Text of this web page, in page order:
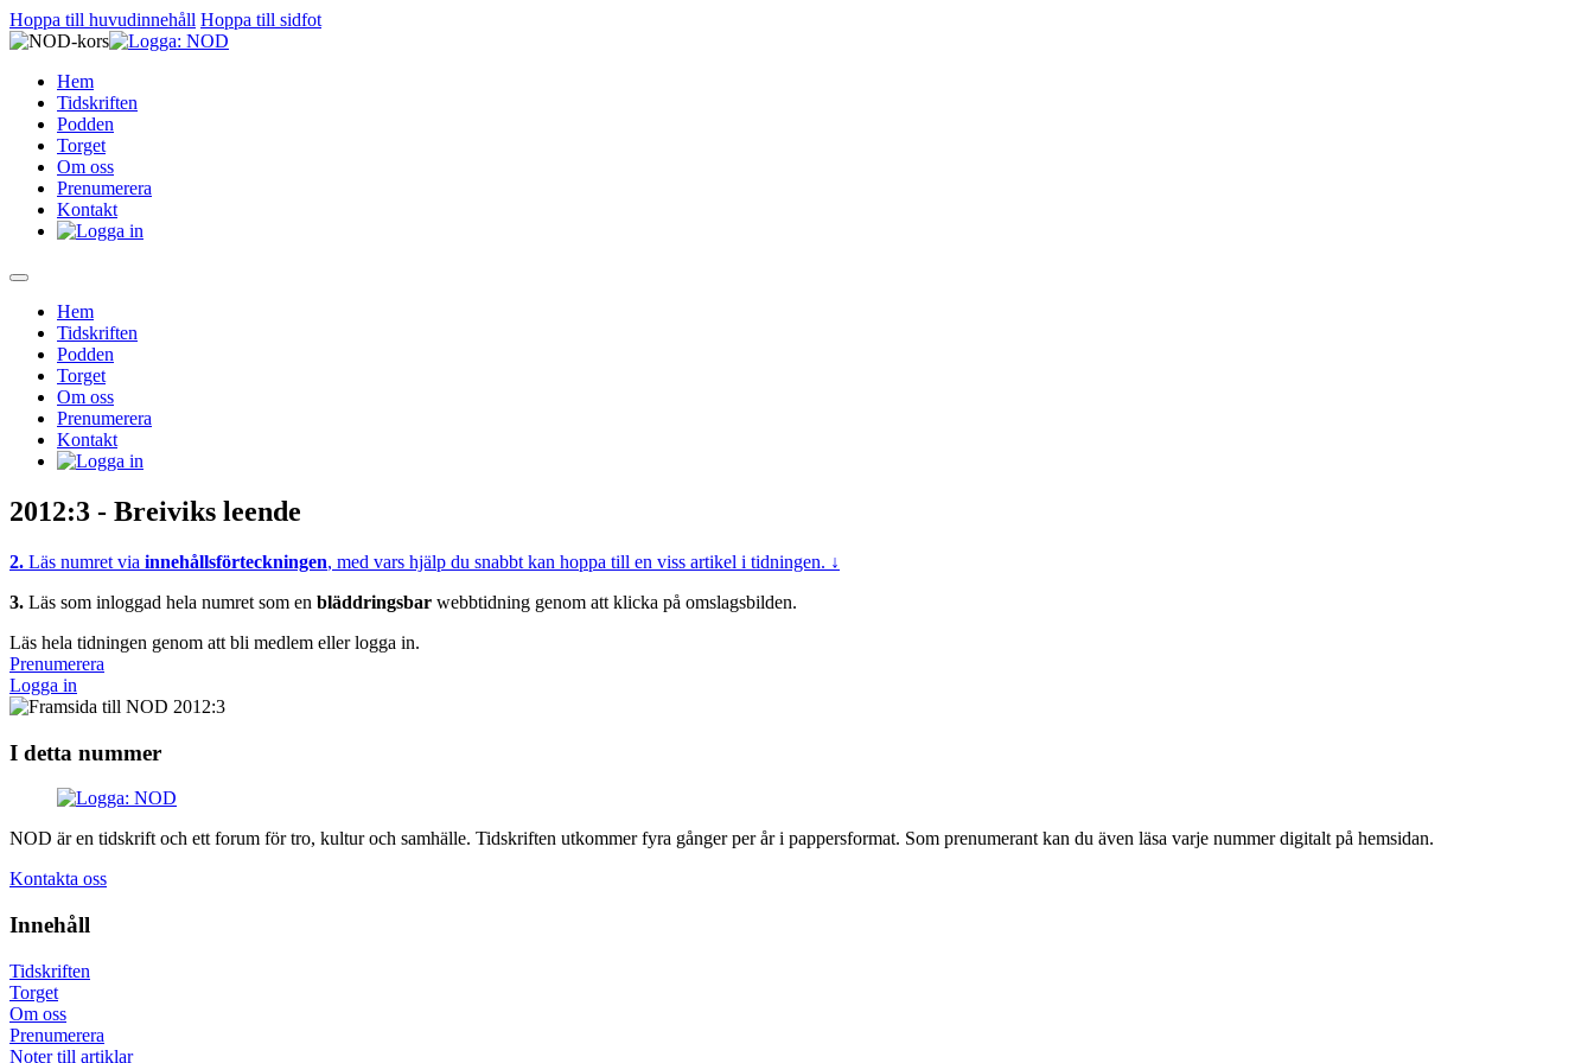
Hoppa till huvudinnehåll Hoppa till sidfot
Hem
Tidskriften
Podden
Torget
Om oss
Prenumerera
Kontakt
Hem
Tidskriften
Podden
Torget
Om oss
Prenumerera
Kontakt
2012:3 - Breiviks leende
2. Läs numret via innehållsförteckningen, med vars hjälp du snabbt kan hoppa till en viss artikel i tidningen. ↓
3. Läs som inloggad hela numret som en bläddringsbar webbtidning genom att klicka på omslagsbilden.
Läs hela tidningen genom att bli medlem eller logga in.
Prenumerera
Logga in
I detta nummer
NOD är en tidskrift och ett forum för tro, kultur och samhälle. Tidskriften utkommer fyra gånger per år i pappersformat. Som prenumerant kan du även läsa varje nummer digitalt på hemsidan.
Kontakta oss
Innehåll
Tidskriften
Torget
Om oss
Prenumerera
Noter till artiklar